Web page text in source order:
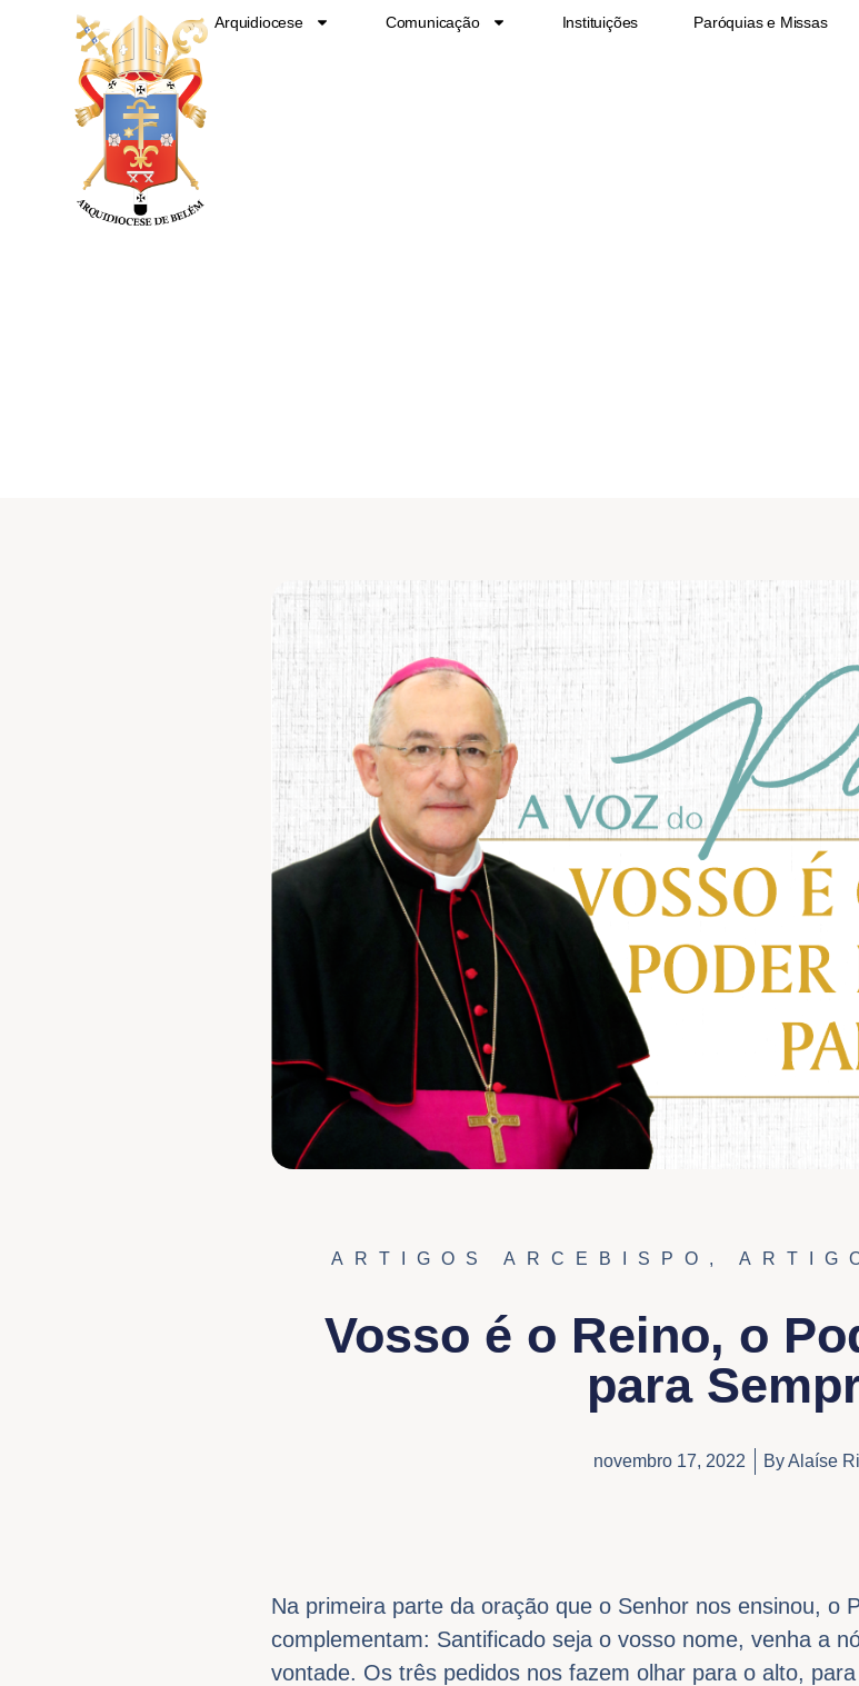
Arquidiocese Comunicação Instituições Paróquias e Missas
ARTIGOS ARCEBISPO ,
Vosso é o Reino, o
para
novembro 17, 2022 ByAlaíse
Na primeira parte da oração que o Senhor nos ensinou, o
complementam: Santificado seja o vosso nome, venha a
vontade. Os três pedidos nos fazem olhar para o alto,